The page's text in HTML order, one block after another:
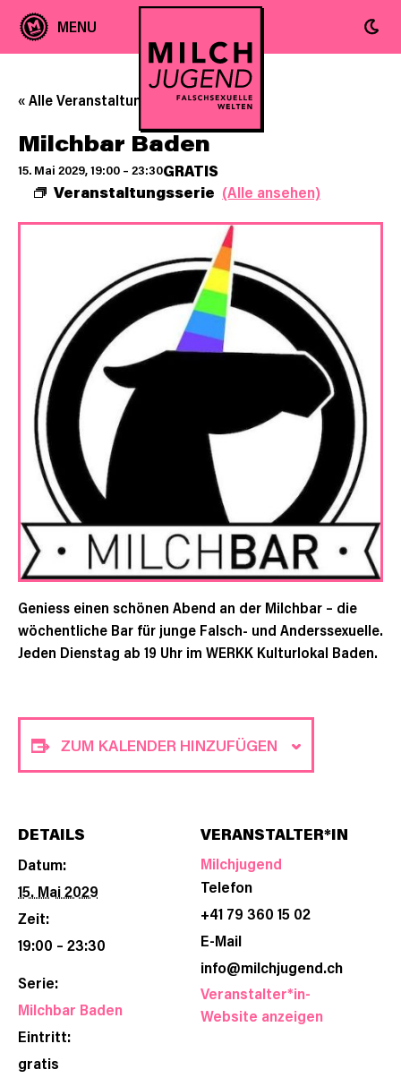
« Alle Veranstaltungen
Milchbar Baden
15. Mai 2029, 19:00 – 23:30
Veranstaltungsserie (Alle ansehen)
GRATIS
Geniess einen schönen Abend an der Milchbar – die
wöchentliche Bar für junge Falsch- und Anderssexuelle.
Jeden Dienstag ab 19 Uhr im WERKK Kulturlokal Baden.
ZUM KALENDER HINZUFÜGEN
DETAILS
Datum:
15. Mai 2029
Zeit:
19:00 – 23:30
Serie:
Milchbar Baden
Eintritt:
gratis
VERANSTALTER*IN
Milchjugend
Telefon
+41 79 360 15 02
E-Mail
info@milchjugend.ch
Veranstalter*in-
Website anzeigen